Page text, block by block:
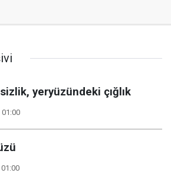
yeryüzündeki çığlık
01:00